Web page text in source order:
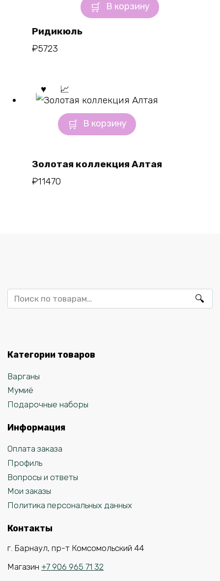
В корзину
Ридикюль
₽5723
В корзину
Золотая коллекция Алтая
₽11470
Искать:
Категории товаров
Варганы
Мумиё
Подарочные наборы
Информация
Оплата заказа
Профиль
Вопросы и ответы
Мои заказы
Политика персональных данных
Контакты
г. Барнаул, пр-т Комсомольский 44
Магазин +7 906 965 71 32